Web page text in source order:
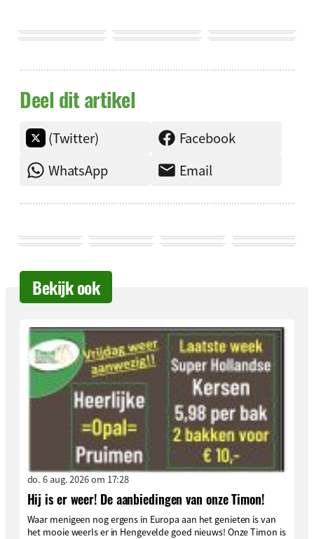
Deel dit artikel
(Twitter)
Facebook
WhatsApp
Email
Bekijk ook
do. 6 aug. 2026 om 17:28
Hij is er weer! De aanbiedingen van onze Timon!
Waar menigeen nog ergens in Europa aan het genieten is van
het mooie weerIs er in Hengevelde goed nieuws! Onze Timon is